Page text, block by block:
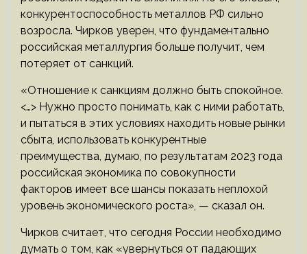
конкурентоспособность металлов РФ сильно
возросла. Чирков уверен, что фундаментально
российская металлургия больше получит, чем
потеряет от санкций.
«Отношение к санкциям должно быть спокойное.
<…> Нужно просто понимать, как с ними работать,
и пытаться в этих условиях находить новые рынки
сбыта, использовать конкурентные
преимущества, думаю, по результатам 2023 года
российская экономика по совокупности
факторов имеет все шансы показать неплохой
уровень экономического роста», — сказал он.
Чирков считает, что сегодня России необходимо
думать о том, как «увернуться от падающих